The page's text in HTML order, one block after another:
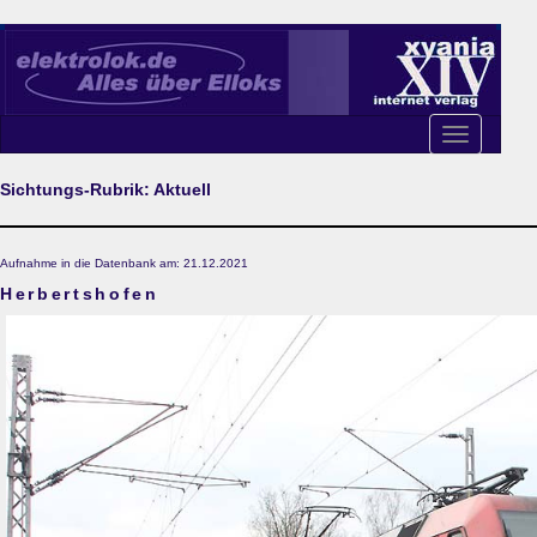
Toggle
navigation
Sichtungs-Rubrik: Aktuell
Aufnahme in die Datenbank am: 21.12.2021
Herbertshofen